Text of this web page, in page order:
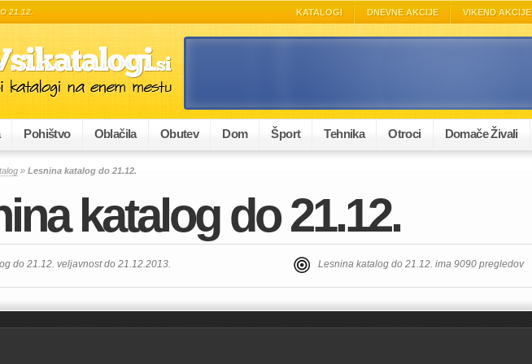
21.12. KATALOGI DNEVNE AKCIJE VIKEND AKCIJE
Pohištvo Oblačila Obutev Dom Šport Tehnika Otroci Domače Živali
» Lesnina katalog do 21.12.
katalog do 21.12.
do 21.12. veljavnost do 21.12.2013. Lesnina katalog do 21.12. ima 9090 pregledov